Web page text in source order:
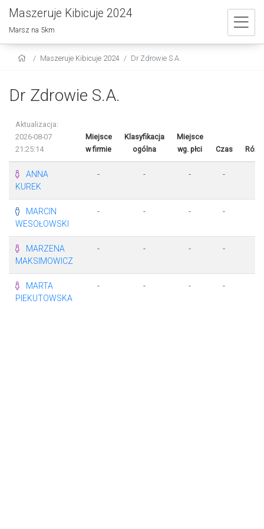
Maszeruje Kibicuje 2024
Marsz na 5km
Maszeruje Kibicuje 2024 Dr Zdrowie S.A.
Dr Zdrowie S.A.
Aktualizacja:
2026-08-07
21:25:14
Miejsce
w firmie
Klasyfikacja
ogólna
Miejsce
wg. płci
Czas
ANNA
KUREK
- - - -
MARCIN
WESOŁOWSKI
- - - -
MARZENA
MAKSIMOWICZ
- - - -
MARTA
PIEKUTOWSKA
- - - -